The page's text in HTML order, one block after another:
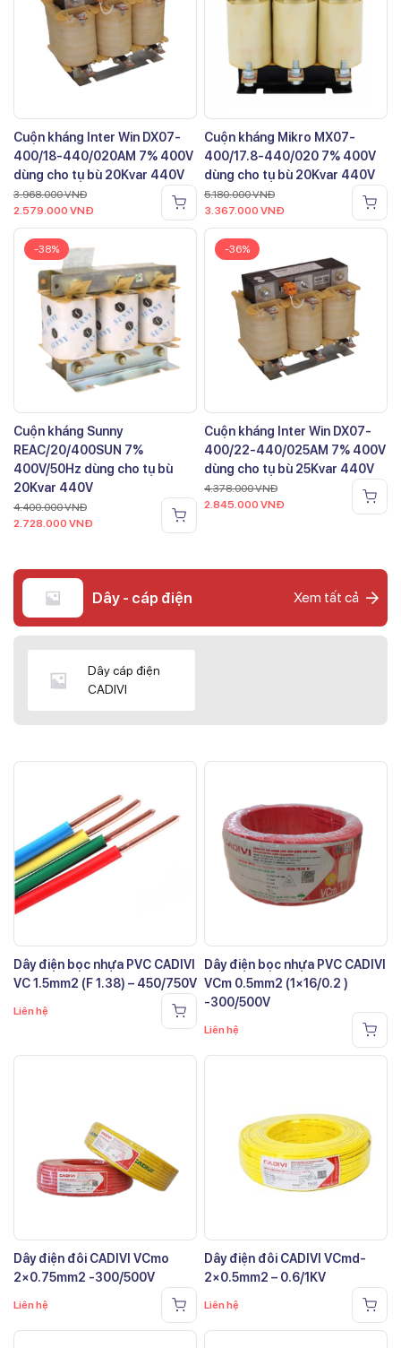
Cuộn kháng Inter Win DX07-
400/18-440/020AM 7% 400V
dùng cho tụ bù 20Kvar 440V
3.968.000VNĐ
2.579.000 VNĐ
Cuộn kháng Mikro MX07-
400/17.8-440/020 7% 400V
dùng cho tụ bù 20Kvar 440V
5.180.000VNĐ
3.367.000 VNĐ
-38%
Cuộn kháng Sunny
REAC/20/400SUN 7%
400V/50Hz dùng cho tụ bù
20Kvar 440V
4.400.000VNĐ
2.728.000 VNĐ
-36%
Cuộn kháng Inter Win DX07-
400/22-440/025AM 7% 400V
dùng cho tụ bù 25Kvar 440V
4.378.000VNĐ
2.845.000 VNĐ
Dây - cáp điện Xem tất cả
Dây cáp điện
CADIVI
Dây điện bọc nhựa PVC CADIVI
VC 1.5mm2 (F 1.38) – 450/750V
Liên hệ
Dây điện bọc nhựa PVC CADIVI
VCm 0.5mm2 (1×16/0.2 )
-300/500V
Liên hệ
Dây điện đôi CADIVI VCmo
2×0.75mm2 -300/500V
Liên hệ
Dây điện đôi CADIVI VCmd-
2×0.5mm2 – 0.6/1KV
Liên hệ